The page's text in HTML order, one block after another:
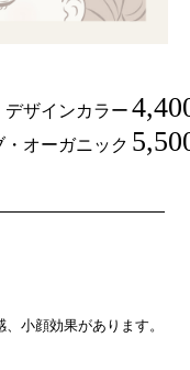
デザインカラー
・オーガニック
小顔効果があります。